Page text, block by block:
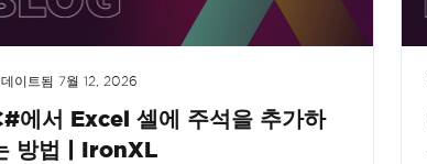
이트됨 7월 12, 2026
에서 Excel 셀에 주석을 추가하
방법 | IronXL